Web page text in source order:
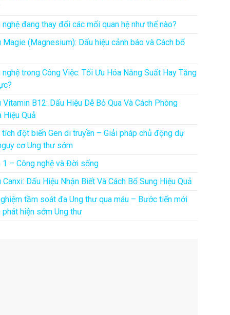
nghệ đang thay đổi các mối quan hệ như thế nào?
Magie (Magnesium): Dấu hiệu cảnh báo và Cách bổ
nghệ trong Công Việc: Tối Ưu Hóa Năng Suất Hay Tăng
Vitamin B12: Dấu Hiệu Dễ Bỏ Qua Và Cách Phòng
Hiệu Quả
tích đột biến Gen di truyền – Giải pháp chủ động dự
cơ Ung thư sớm
1 – Công nghệ và Đời sống
Canxi: Dấu Hiệu Nhận Biết Và Cách Bổ Sung Hiệu Quả
tầm soát đa Ung thư qua máu – Bước tiến mới
phát hiện sớm Ung thư